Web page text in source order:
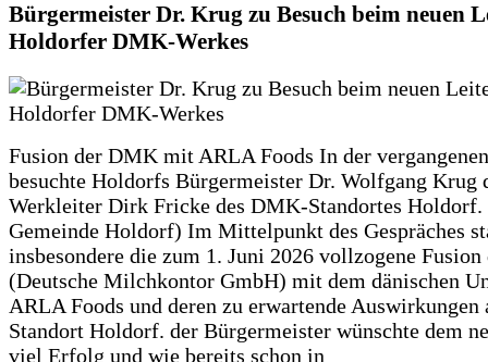
Bürgermeister Dr. Krug zu Besuch beim neuen
Holdorfer DMK-Werkes
Fusion der DMK mit ARLA Foods In der
besuchte Holdorfs Bürgermeister Dr. Wolfgang Krug
Werkleiter Dirk Fricke des DMK-Standortes Holdorf.
Gemeinde Holdorf) Im Mittelpunkt des Gespräches
insbesondere die zum 1. Juni 2026 vollzogene
(Deutsche Milchkontor GmbH) mit dem dänischen
ARLA Foods und deren zu erwartende Auswirkungen
Standort Holdorf. der Bürgermeister wünschte dem
viel Erfolg und wie bereits schon in